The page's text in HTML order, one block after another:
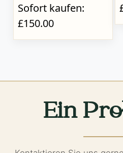
Sofort kaufen:
£150.00
Ein